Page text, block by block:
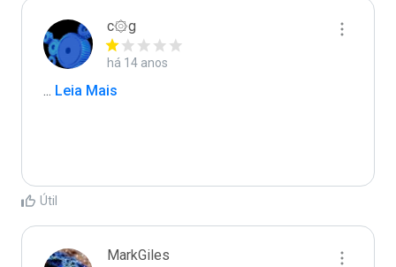
c۞g
há 14 anos
... Leia Mais
Útil
MarkGiles